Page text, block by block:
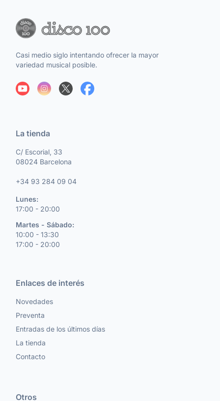
Casi medio siglo intentando ofrecer la mayor
variedad musical posible.
La tienda
C/ Escorial, 33
08024 Barcelona
+34 93 284 09 04
Lunes:
17:00 - 20:00
Martes - Sábado:
10:00 - 13:30
17:00 - 20:00
Enlaces de interés
Novedades
Preventa
Entradas de los últimos días
La tienda
Contacto
Otros